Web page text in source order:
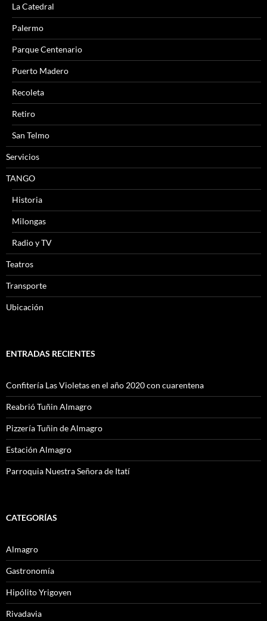
La Catedral
Palermo
Parque Centenario
Puerto Madero
Recoleta
Retiro
San Telmo
Servicios
TANGO
Historia
Milongas
Radio y TV
Teatros
Transporte
Ubicación
ENTRADAS RECIENTES
Confitería Las Violetas en el año 2020 con cuarentena
Reabrió Tuñin Almagro
Pizzería Tuñin de Almagro
Estación Almagro
Parroquia Nuestra Señora de Itatí
CATEGORÍAS
Almagro
Gastronomía
Hipólito Yrigoyen
Rivadavia